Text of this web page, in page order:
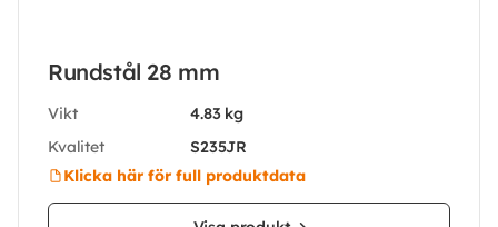
Rundstål 28 mm
Vikt
4.83 kg
Kvalitet
S235JR
Klicka här för full produktdata